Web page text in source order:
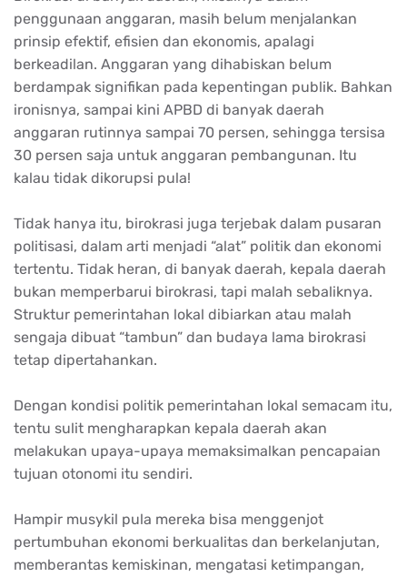
penggunaan anggaran, masih belum menjalankan
prinsip efektif, efisien dan ekonomis, apalagi
berkeadilan. Anggaran yang dihabiskan belum
berdampak signifikan pada kepentingan publik. Bahkan
ironisnya, sampai kini APBD di banyak daerah
anggaran rutinnya sampai 70 persen, sehingga tersisa
30 persen saja untuk anggaran pembangunan. Itu
kalau tidak dikorupsi pula!
Tidak hanya itu, birokrasi juga terjebak dalam pusaran
politisasi, dalam arti menjadi “alat” politik dan ekonomi
tertentu. Tidak heran, di banyak daerah, kepala daerah
bukan memperbarui birokrasi, tapi malah sebaliknya.
Struktur pemerintahan lokal dibiarkan atau malah
sengaja dibuat “tambun” dan budaya lama birokrasi
tetap dipertahankan.
Dengan kondisi politik pemerintahan lokal semacam itu,
tentu sulit mengharapkan kepala daerah akan
melakukan upaya-upaya memaksimalkan pencapaian
tujuan otonomi itu sendiri.
Hampir musykil pula mereka bisa menggenjot
pertumbuhan ekonomi berkualitas dan berkelanjutan,
memberantas kemiskinan, mengatasi ketimpangan,